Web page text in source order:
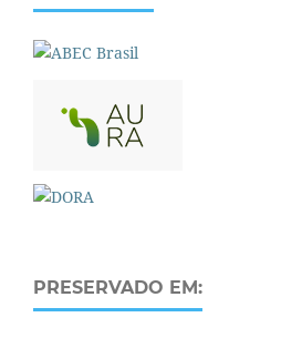
PRESERVADO EM: